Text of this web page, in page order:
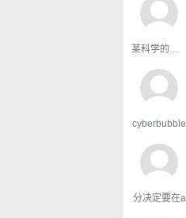
cyberbubble
分决定要在a